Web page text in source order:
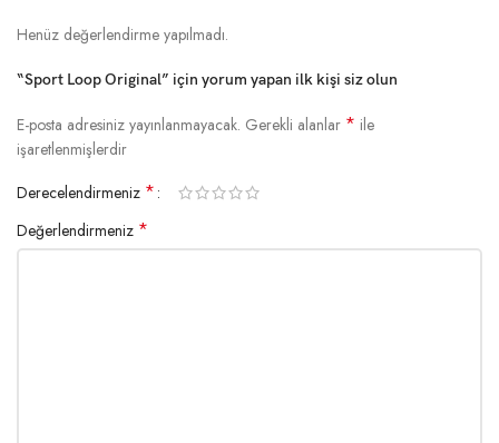
Henüz değerlendirme yapılmadı.
“Sport Loop Original” için yorum yapan ilk kişi siz olun
E-posta adresiniz yayınlanmayacak. Gerekli alanlar * ile
işaretlenmişlerdir
Derecelendirmeniz *
Değerlendirmeniz *